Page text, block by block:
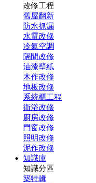
改修工程
舊屋翻新
防水抓漏
水電改修
冷氣空調
隔間改修
油漆壁紙
木作改修
地板改修
系統櫃工程
衛浴改修
廚房改修
門窗改修
照明改修
泥作改修
知識庫
知識分區
築特輯